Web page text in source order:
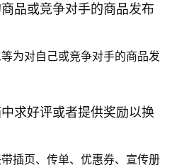
品或竞争对手的商品发布
为对自己或竞争对手的商品发
求好评或者提供奖励以换
插页、传单、优惠券、宣传册